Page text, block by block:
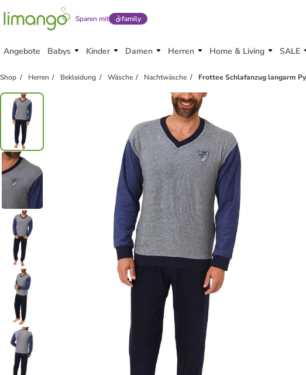
Sparen mit family
Angebote Babys Kinder Damen Herren Home & Living SALE
Shop Herren Bekleidung Wäsche Nachtwäsche Frottee Schlafanzug langarm